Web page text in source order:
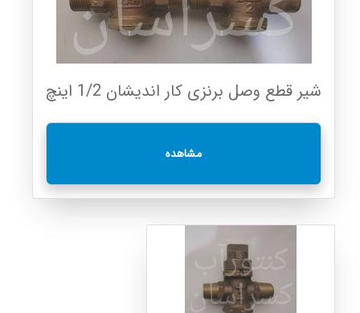
شیر قطع وصل برنزی کار اندیشان 1/2 اینچ
مشاهده